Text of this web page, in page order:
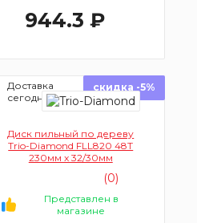
944.3 ₽
Доставка
сегодня
скидка -5%
Диск пильный по дереву
Trio-Diamond FLL820 48Т
230мм x 32/30мм
(0)
Представлен в
магазине